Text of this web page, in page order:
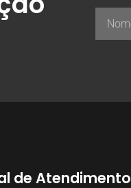
de Atendimento